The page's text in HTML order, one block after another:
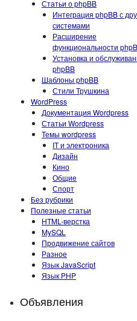
Статьи о phpBB
Интеграция phpBB с
системами
Расширение
функциональности
Установка и
phpBB
Шаблоны phpBB
Стили Трушкина
WordPress
Документация Wordpress
Статьи Wordpress
Темы wordpress
IT и электроника
Дизайн
Кино
Общие
Спорт
Без рубрики
Полезные статьи
HTML-верстка
MySQL
Продвижение сайтов
Разное
Язык JavaScript
Язык PHP
Объявления